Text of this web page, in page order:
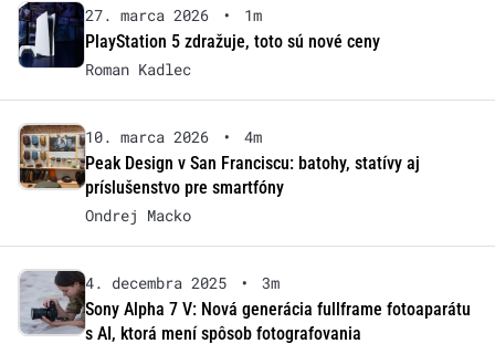
27. marca 2026 •
1m
PlayStation 5 zdražuje, toto sú nové ceny
Roman Kadlec
10. marca 2026 •
4m
Peak Design v San Franciscu: batohy, statívy aj
príslušenstvo pre smartfóny
Ondrej Macko
4. decembra 2025 •
3m
Sony Alpha 7 V: Nová generácia fullframe fotoaparátu
s AI, ktorá mení spôsob fotografovania